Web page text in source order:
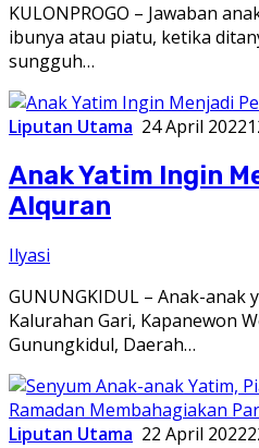
KULONPROGO – Jawaban
ibunya atau piatu, ketika
sungguh…
Liputan Utama 24 April 2022
Anak Yatim Ingin
Alquran
Ilyasi
GUNUNGKIDUL – Anak-anak
Kalurahan Gari, Kapanewon
Gunungkidul, Daerah…
Liputan Utama 22 April 2022